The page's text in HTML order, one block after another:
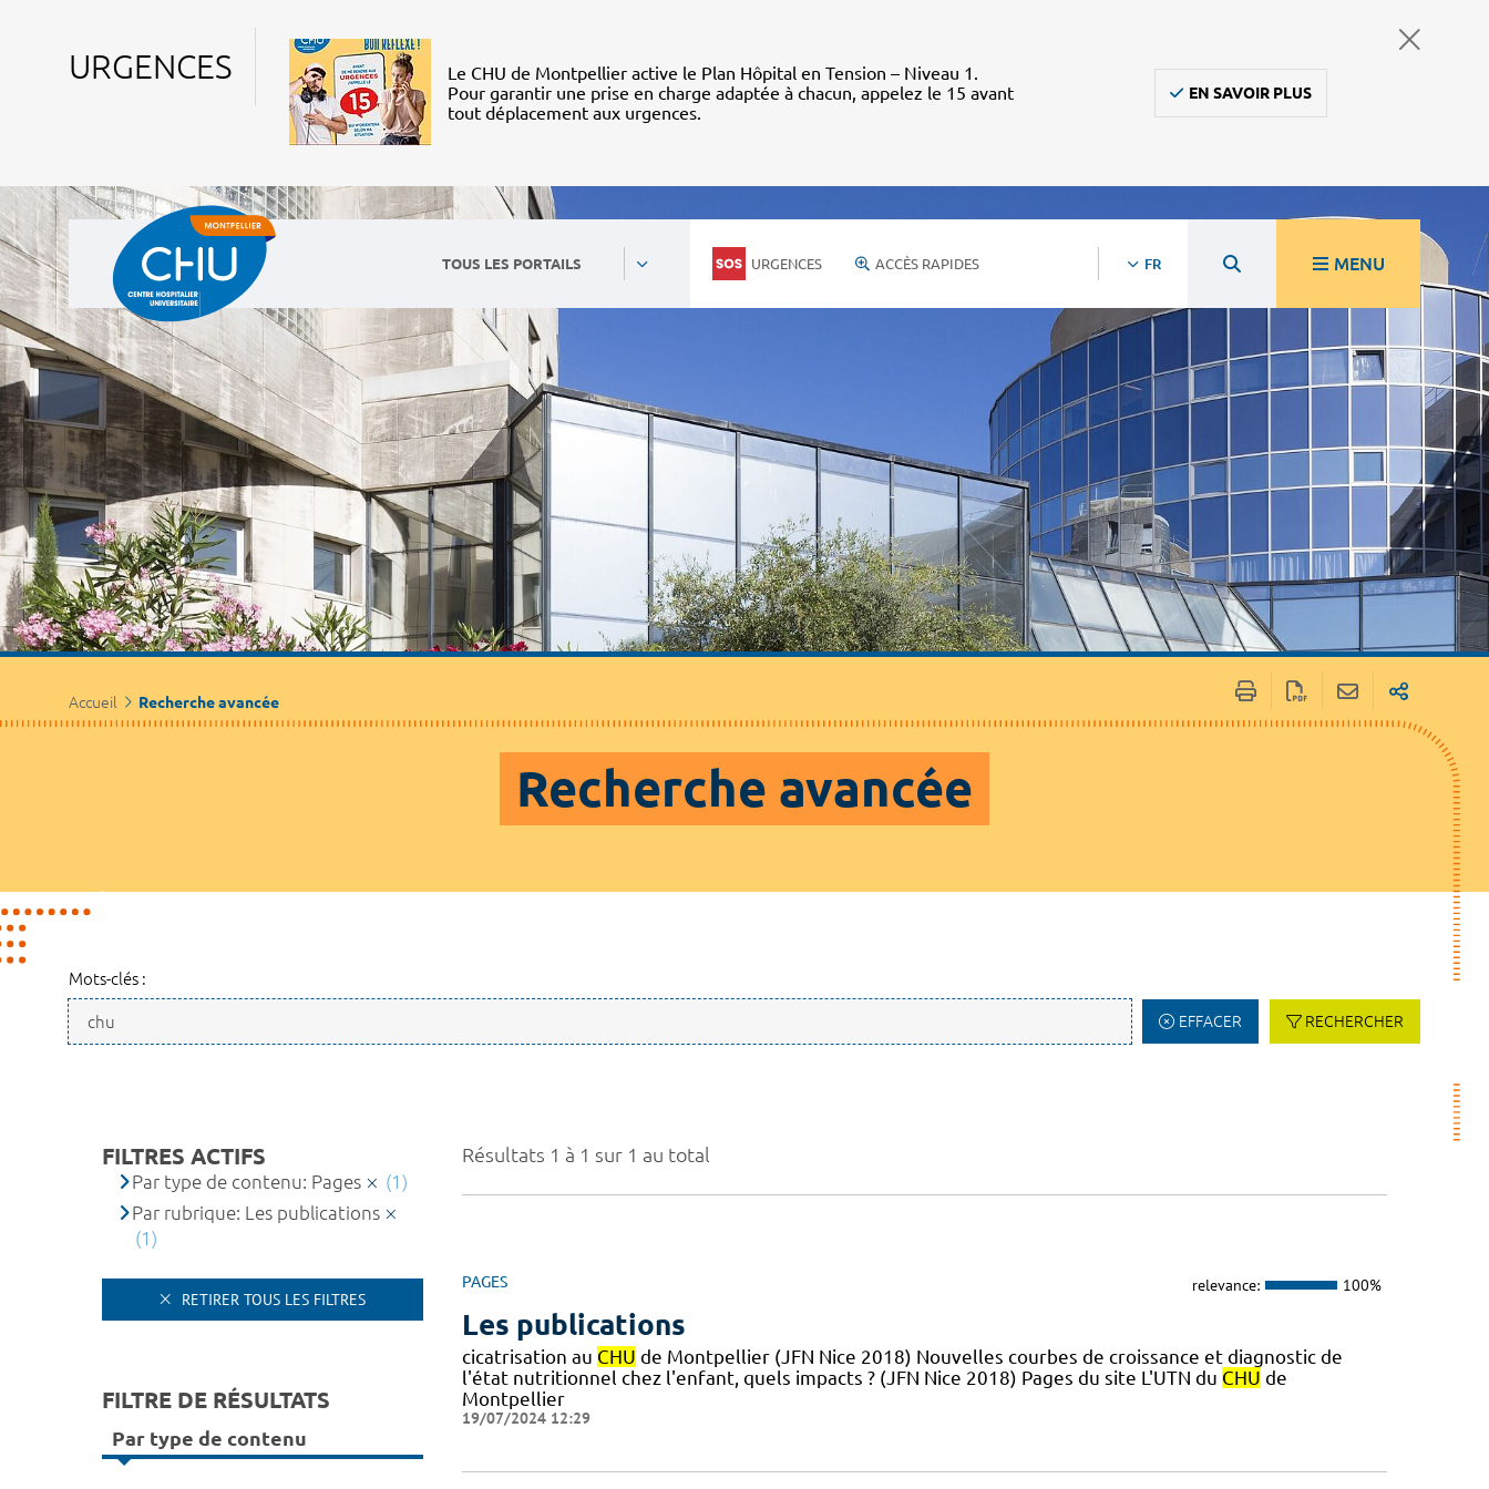
URGENCES
Le CHU de Montpellier active le Plan Hôpital en Tension – Niveau 1.
Pour garantir une prise en charge adaptée à chacun, appelez le 15 avant
tout déplacement aux urgences.
EN SAVOIR PLUS
TOUS LES PORTAILS URGENCES ACCÈS RAPIDES FR MENU
Accueil Recherche avancée
Recherche avancée
Mots-clés :
EFFACER RECHERCHER
Résultats 1 à 1 sur 1 au total
PAGES relevance: 100%
Les publications
cicatrisation au CHU de Montpellier (JFN Nice 2018) Nouvelles courbes de croissance et diagnostic de
l'état nutritionnel chez l'enfant, quels impacts ? (JFN Nice 2018) Pages du site L'UTN du CHU de
Montpellier
19/07/2024 12:29
FILTRES ACTIFS
Par type de contenu: Pages
(1)
Par rubrique: Les publications
(1)
RETIRER TOUS LES FILTRES
FILTRE DE RÉSULTATS
Par type de contenu